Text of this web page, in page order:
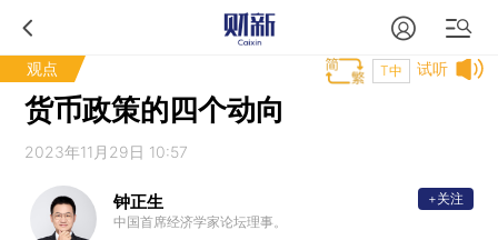
观点 试听
T中
货币政策的四个动向
2023年11月29日 10:57
钟正生
中国首席经济学家论坛理事。
+关注